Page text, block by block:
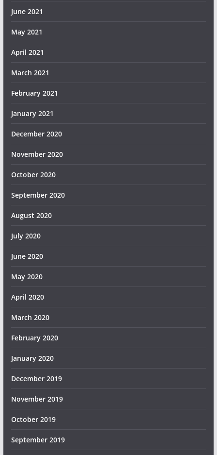
June 2021
May 2021
April 2021
March 2021
February 2021
January 2021
December 2020
November 2020
October 2020
September 2020
August 2020
July 2020
June 2020
May 2020
April 2020
March 2020
February 2020
January 2020
December 2019
November 2019
October 2019
September 2019